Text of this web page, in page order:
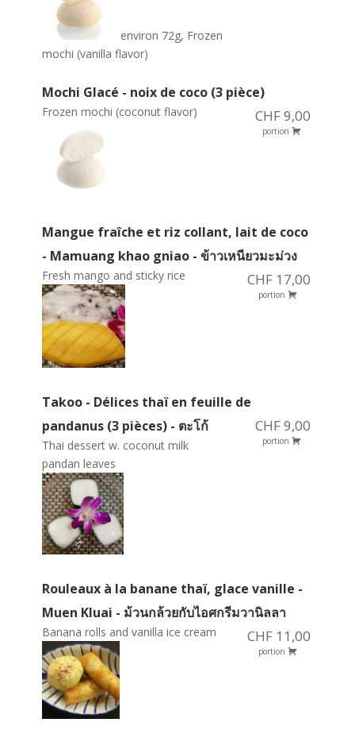
environ 72g, Frozen
mochi (vanilla flavor)
Mochi Glacé - noix de coco (3 pièce)
CHF 9,00
portion
Frozen mochi (coconut flavor)
Mangue fraîche et riz collant, lait de coco
- Mamuang khao gniao - ข้าวเหนียวมะม่วง
CHF 17,00
portion
Fresh mango and sticky rice
Takoo - Délices thaï en feuille de
pandanus (3 pièces) - ตะโก้
CHF 9,00
portion
Thai dessert w. coconut milk
pandan leaves
Rouleaux à la banane thaï, glace vanille -
Muen Kluai - ม้วนกล้วยกับไอศกรีมวานิลลา
CHF 11,00
portion
Banana rolls and vanilla ice cream